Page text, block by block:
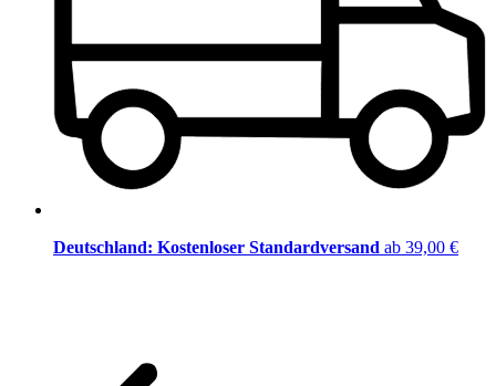
Deutschland: Kostenloser Standardversand ab 39,00 €